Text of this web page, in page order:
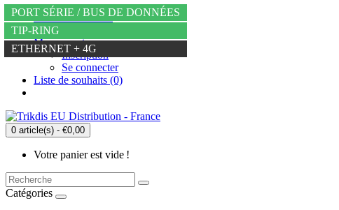
+36 20 234 6667
info@trikdis.hu
Mon compte
Inscription
Se connecter
Liste de souhaits (0)
0 article(s) - €0,00
Votre panier est vide !
Catégories
TIP-RING
4G
PORT SÉRIE / BUS DE DONNÉES
4G
PORT SÉRIE / BUS DE DONNÉES
TIP-RING
4G
TIP-RING
4G
PORT SÉRIE / BUS DE DONNÉES
TIP-RING
PORT SÉRIE / BUS DE DONNÉES
TIP-RING
ETHERNET + 4G